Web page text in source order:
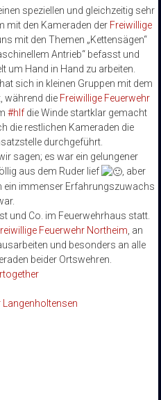
speziellen und gleichzeitig sehr
mit den Kameraden der Freiwillige
mit den Themen „Kettensägen“
Antrieb“ befasst und
um Hand in Hand zu arbeiten.
hat sich in kleinen Gruppen mit dem
während die Freiwillige Feuerwehr
#hlf die Winde startklar gemacht
die restlichen Kameraden die
durchgeführt.
sagen; es war ein gelungener
aus dem Ruder lief
, aber
ein immenser Erfahrungszuwachs
und Co. im Feuerwehrhaus statt.
Feuerwehr Northeim , an
und besonders an alle
beider Ortswehren.
Langenholtensen